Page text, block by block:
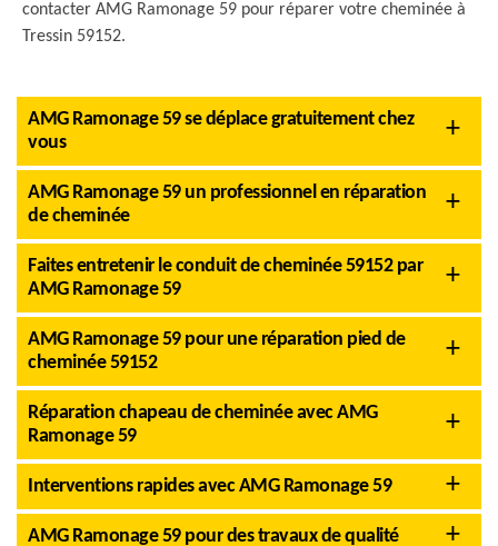
contacter AMG Ramonage 59 pour réparer votre cheminée à
Tressin 59152.
AMG Ramonage 59 se déplace gratuitement chez
vous
AMG Ramonage 59 un professionnel en réparation
de cheminée
Faites entretenir le conduit de cheminée 59152 par
AMG Ramonage 59
AMG Ramonage 59 pour une réparation pied de
cheminée 59152
Réparation chapeau de cheminée avec AMG
Ramonage 59
Interventions rapides avec AMG Ramonage 59
AMG Ramonage 59 pour des travaux de qualité